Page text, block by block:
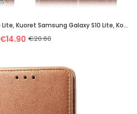
Kuori Samsung Galaxy S10 Lite, Kuoret Samsung Galaxy S10 Lite, Kotelo Samsung Galaxy S10 Lite Suojau
€14.90 €20.60